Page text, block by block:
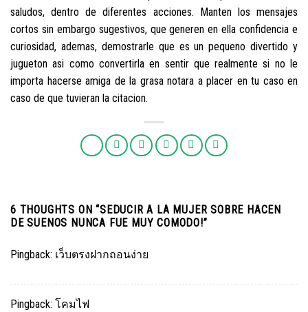
saludos, dentro de diferentes acciones. Manten los mensajes
cortos sin embargo sugestivos, que generen en ella confidencia e
curiosidad, ademas, demostrarle que es un pequeno divertido y
jugueton asi­ como convertirla en sentir que realmente si no le
importa hacerse amiga de la grasa notara a placer en tu caso en
caso de que tuvieran la citacion.
6 THOUGHTS ON “SEDUCIR A LA MUJER SOBRE HACEN
DE SUENOS NUNCA FUE MUY COMODO!”
Pingback: เว็บตรงฝากถอนง่าย
Pingback: โคมไฟ